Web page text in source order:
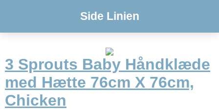
Side Linien
3 Sprouts Baby Håndklæde
med Hætte 76cm X 76cm,
Chicken